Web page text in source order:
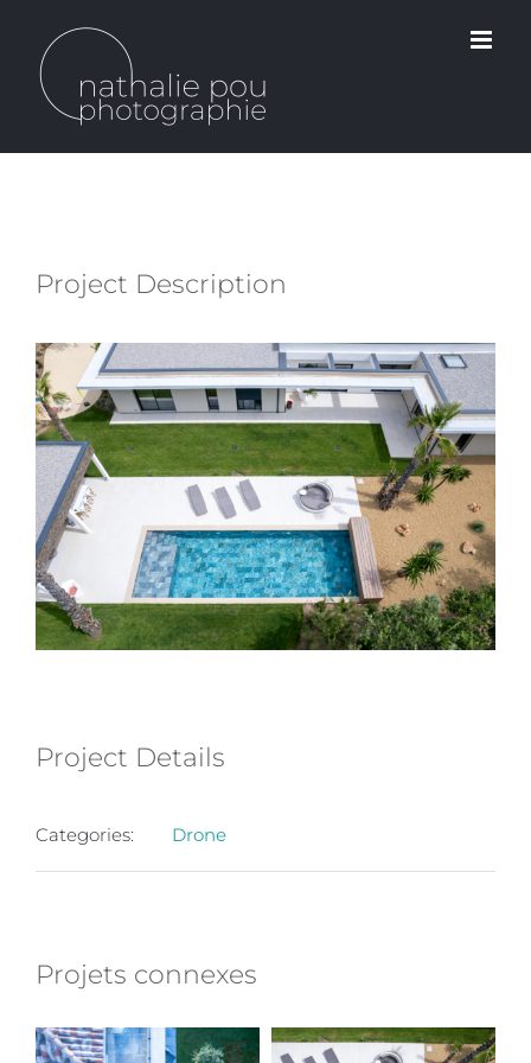
contenu
Project Description
Project Details
Categories: Drone
Projets connexes